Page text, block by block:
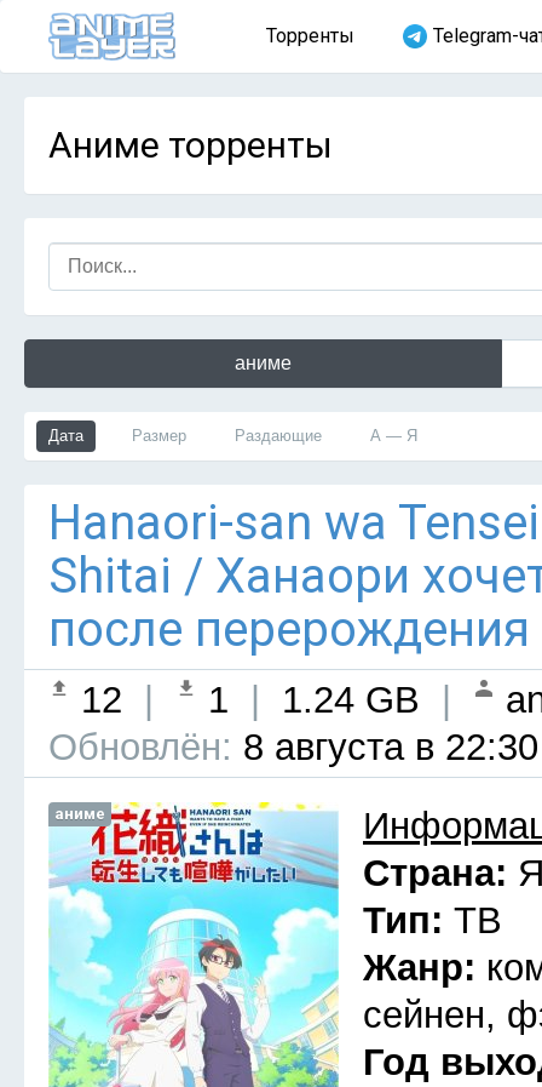
Торренты Telegram-
Аниме торренты
аниме
Дата Размер Раздающие А — Я
Hanaori-san wa
Shitai / Ханаори
после
12 1 1.24 GB
Обновлён: 8 августа в 22:30
аниме
Страна:
Тип: ТВ
Жанр:
сейнен,
Год